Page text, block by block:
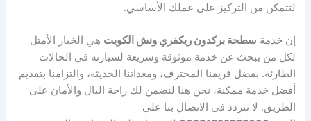
لتتمكن من التركيز على عملك الأساسي.
إن خدمة سطحة بركدون ريكفري ونش الكويت هي الخيار الأمثل
لكل من يبحث عن خدمة موثوقة وسريعة لسيارته في الحالات
الطارئة. بفضل فريقنا المحترف، ومعداتنا الحديثة، والتزامنا بتقديم
أفضل خدمة ممكنة، نحن هنا لنضمن لك راحة البال والأمان على
الطريق. لا تتردد في الاتصال بنا على